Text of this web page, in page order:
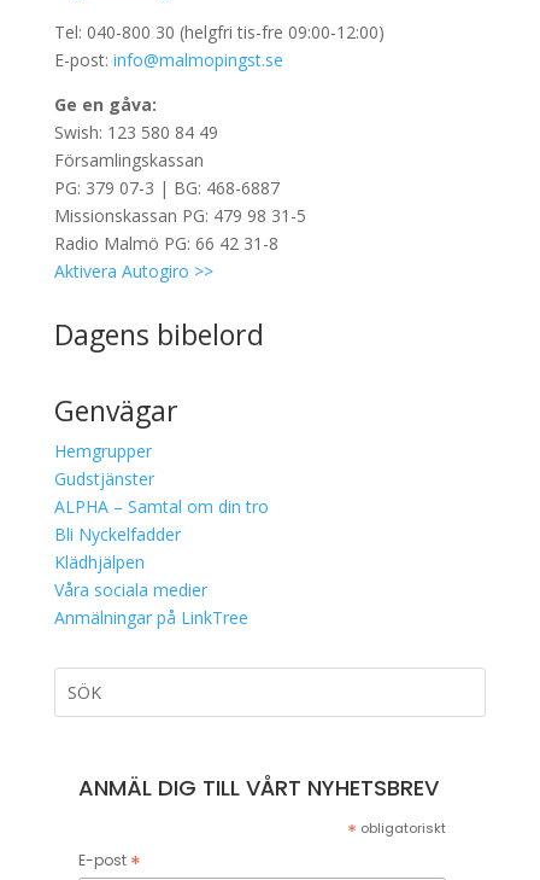
Tel: 040-800 30 (helgfri tis-fre 09:00-12:00)
E-post: info@malmopingst.se
Ge en gåva:
Swish: 123 580 84 49
Församlingskassan
PG: 379 07-3 | BG: 468-6887
Missionskassan PG: 479 98 31-5
Radio Malmö PG: 66 42 31-8
Aktivera Autogiro >>
Dagens bibelord
Genvägar
Hemgrupper
Gudstjänster
ALPHA – Samtal om din tro
Bli Nyckelfadder
Klädhjälpen
Våra sociala medier
Anmälningar på LinkTree
ANMÄL DIG TILL VÅRT NYHETSBREV
* obligatoriskt
E-post *